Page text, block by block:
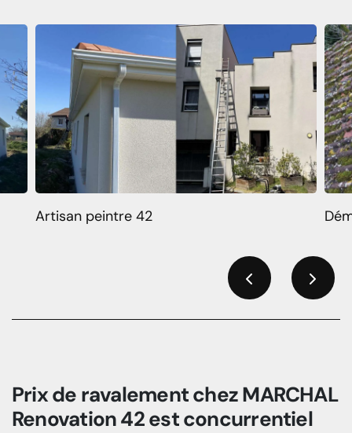
Artisan peintre 42
Prix de ravalement chez MARCHAL
Renovation 42 est concurrentiel